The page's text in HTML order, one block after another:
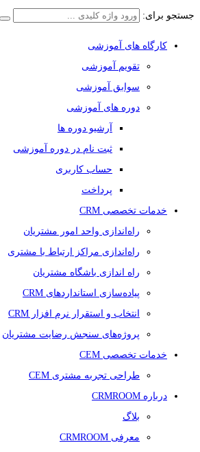
جستجو برای:
کارگاه های آموزشی
تقویم آموزشی
سوابق آموزشی
دوره های آموزشی
آرشیو دوره ها
ثبت نام در دوره آموزشی
حساب کاربری
پرداخت
خدمات تخصصی CRM
راه‌اندازی واحد امور مشتریان
راه‌اندازی مراکز ارتباط با مشتری
راه اندازی باشگاه مشتریان
پیاده‌سازی استانداردهای CRM
انتخاب و استقرار نرم افزار CRM
پروژه‌های سنجش رضایت مشتریان
خدمات تخصصی CEM
طراحی تجربه مشتری CEM
درباره CRMROOM
بلاگ
معرفی CRMROOM